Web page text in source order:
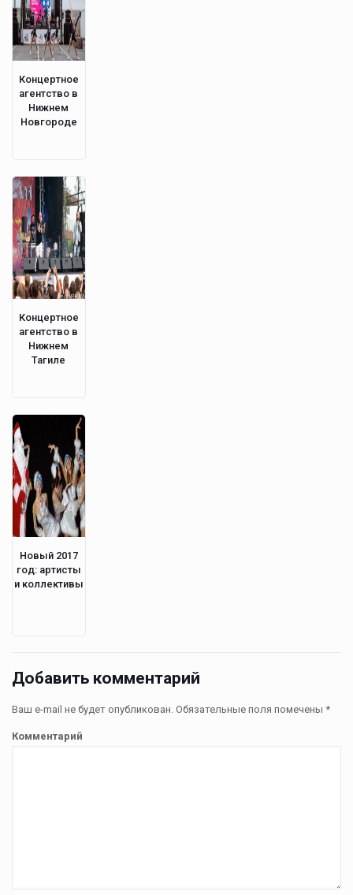
Концертное
агентство в
Нижнем
Новгороде
Концертное
агентство в
Нижнем
Тагиле
Новый 2017
год: артисты
и коллективы
Добавить комментарий
Ваш e-mail не будет опубликован. Обязательные поля помечены *
Комментарий